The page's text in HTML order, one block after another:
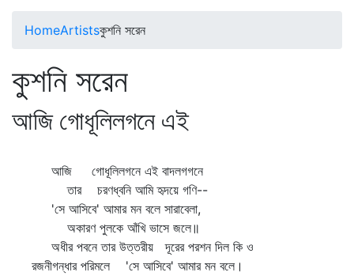
HomeArtistsকুশনি সরেন
কুশনি সরেন
আজি গোধূলিলগনে এই
আজি গোধূলিলগনে এই বাদলগগনে
তার চরণধ্বনি আমি হৃদয়ে গণি--
'সে আসিবে' আমার মন বলে সারাবেলা,
অকারণ পুলকে আঁখি ভাসে জলে॥
অধীর পবনে তার উত্তরীয় দূরের পরশন দিল কি ও
রজনীগন্ধার পরিমলে 'সে আসিবে' আমার মন বলে।